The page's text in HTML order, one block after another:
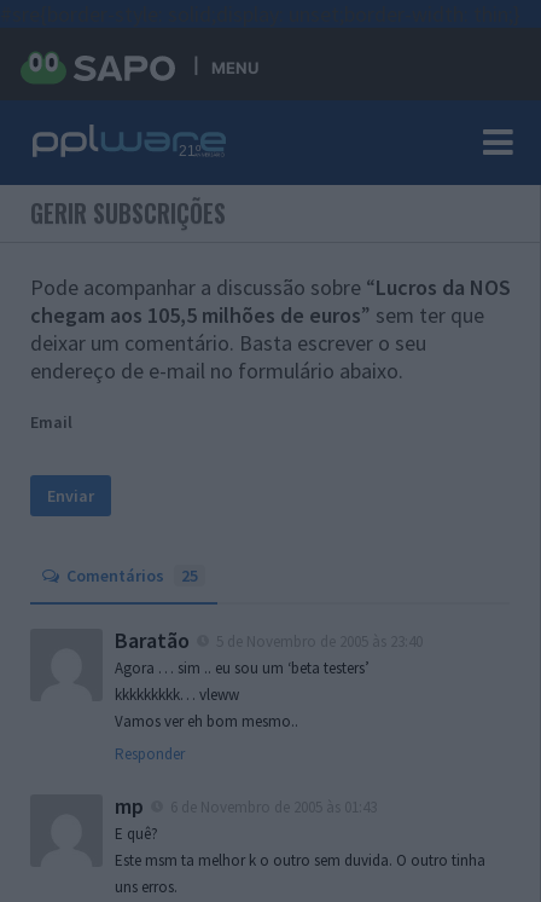
MENU
GERIR SUBSCRIÇÕES
Pode acompanhar a discussão sobre “Lucros da NOS
chegam aos 105,5 milhões de euros” sem ter que
deixar um comentário. Basta escrever o seu
endereço de e-mail no formulário abaixo.
Email
Comentários 25
Baratão
Agora … sim .. eu sou um ‘beta testers’
kkkkkkkkk… vleww
Vamos ver eh bom mesmo..
Responder
mp
E quê?
Este msm ta melhor k o outro sem duvida. O outro tinha
uns erros.